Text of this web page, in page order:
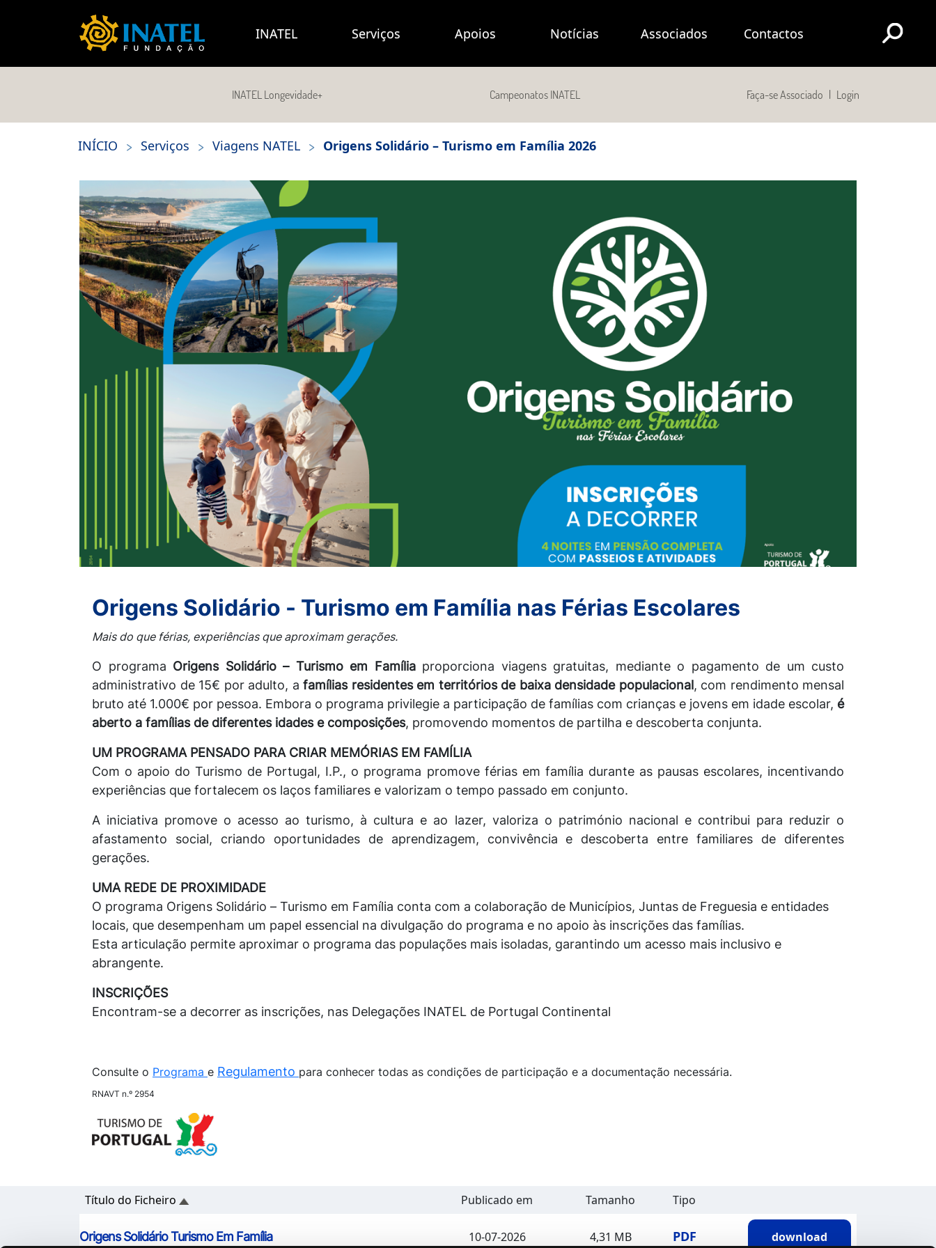
INATEL Serviços Apoios Notícias Associados Contactos
INATEL Longevidade+ Campeonatos INATEL Faça-se Associado Login
INÍCIO > Serviços > Viagens NATEL > Origens Solidário – Turismo em Família 2026
Origens Solidário - Turismo em Família nas Férias Escolares
Mais do que férias, experiências que aproximam gerações.
O programa Origens Solidário – Turismo em Famíliaproporciona viagens gratuitas, mediante o pagamento de um custo
administrativo de 15€ por adulto, a famílias residentes em territórios de baixa densidade populacional, com rendimento mensal
bruto até 1.000€ por pessoa. Embora o programa privilegie a participação de famílias com crianças e jovens em idade escolar, é
aberto a famílias de diferentes idades e composições, promovendo momentos de partilha e descoberta conjunta.
UM PROGRAMA PENSADO PARA CRIAR MEMÓRIAS EM FAMÍLIA
Com o apoio do Turismo de Portugal, I.P., o programa promove férias em família durante as pausas escolares, incentivando
experiências que fortalecem os laços familiares e valorizam o tempo passado em conjunto.
A iniciativa promove o acesso ao turismo, à cultura e ao lazer, valoriza o património nacional e contribui para reduzir o
afastamento social, criando oportunidades de aprendizagem, convivência e descoberta entre familiares de diferentes
gerações.
UMA REDE DE PROXIMIDADE
O programa Origens Solidário – Turismo em Família conta com a colaboração de Municípios, Juntas de Freguesia e entidades
locais, que desempenham um papel essencial na divulgação do programa e no apoio às inscrições das famílias.
Esta articulação permite aproximar o programa das populações mais isoladas, garantindo um acesso mais inclusivo e
abrangente.
INSCRIÇÕES
Encontram-se a decorrer as inscrições, nas Delegações INATEL de Portugal Continental
Consulte o Programa e Regulamento para conhecer todas as condições de participação e a documentação necessária.
RNAVT n.º 2954
Título do Ficheiro Publicado em Tamanho Tipo
Origens Solidário Turismo Em Família 10-07-2026 4,31 MB PDF download